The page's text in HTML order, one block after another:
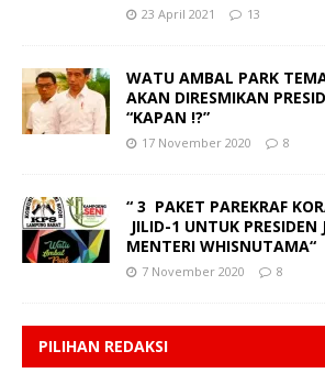
23 April 2021 13
WATU AMBAL PARK
AKAN DIRESMIKAN
“KAPAN !?”
17 November 2020 8
“ 3 PAKET PAREKRAF
JILID-1 UNTUK
MENTERI WHISNUTAMA“
7 November 2020 8
PILIHAN REDAKSI